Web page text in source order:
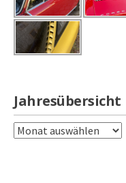
Jahresübersicht
Jahresübersicht